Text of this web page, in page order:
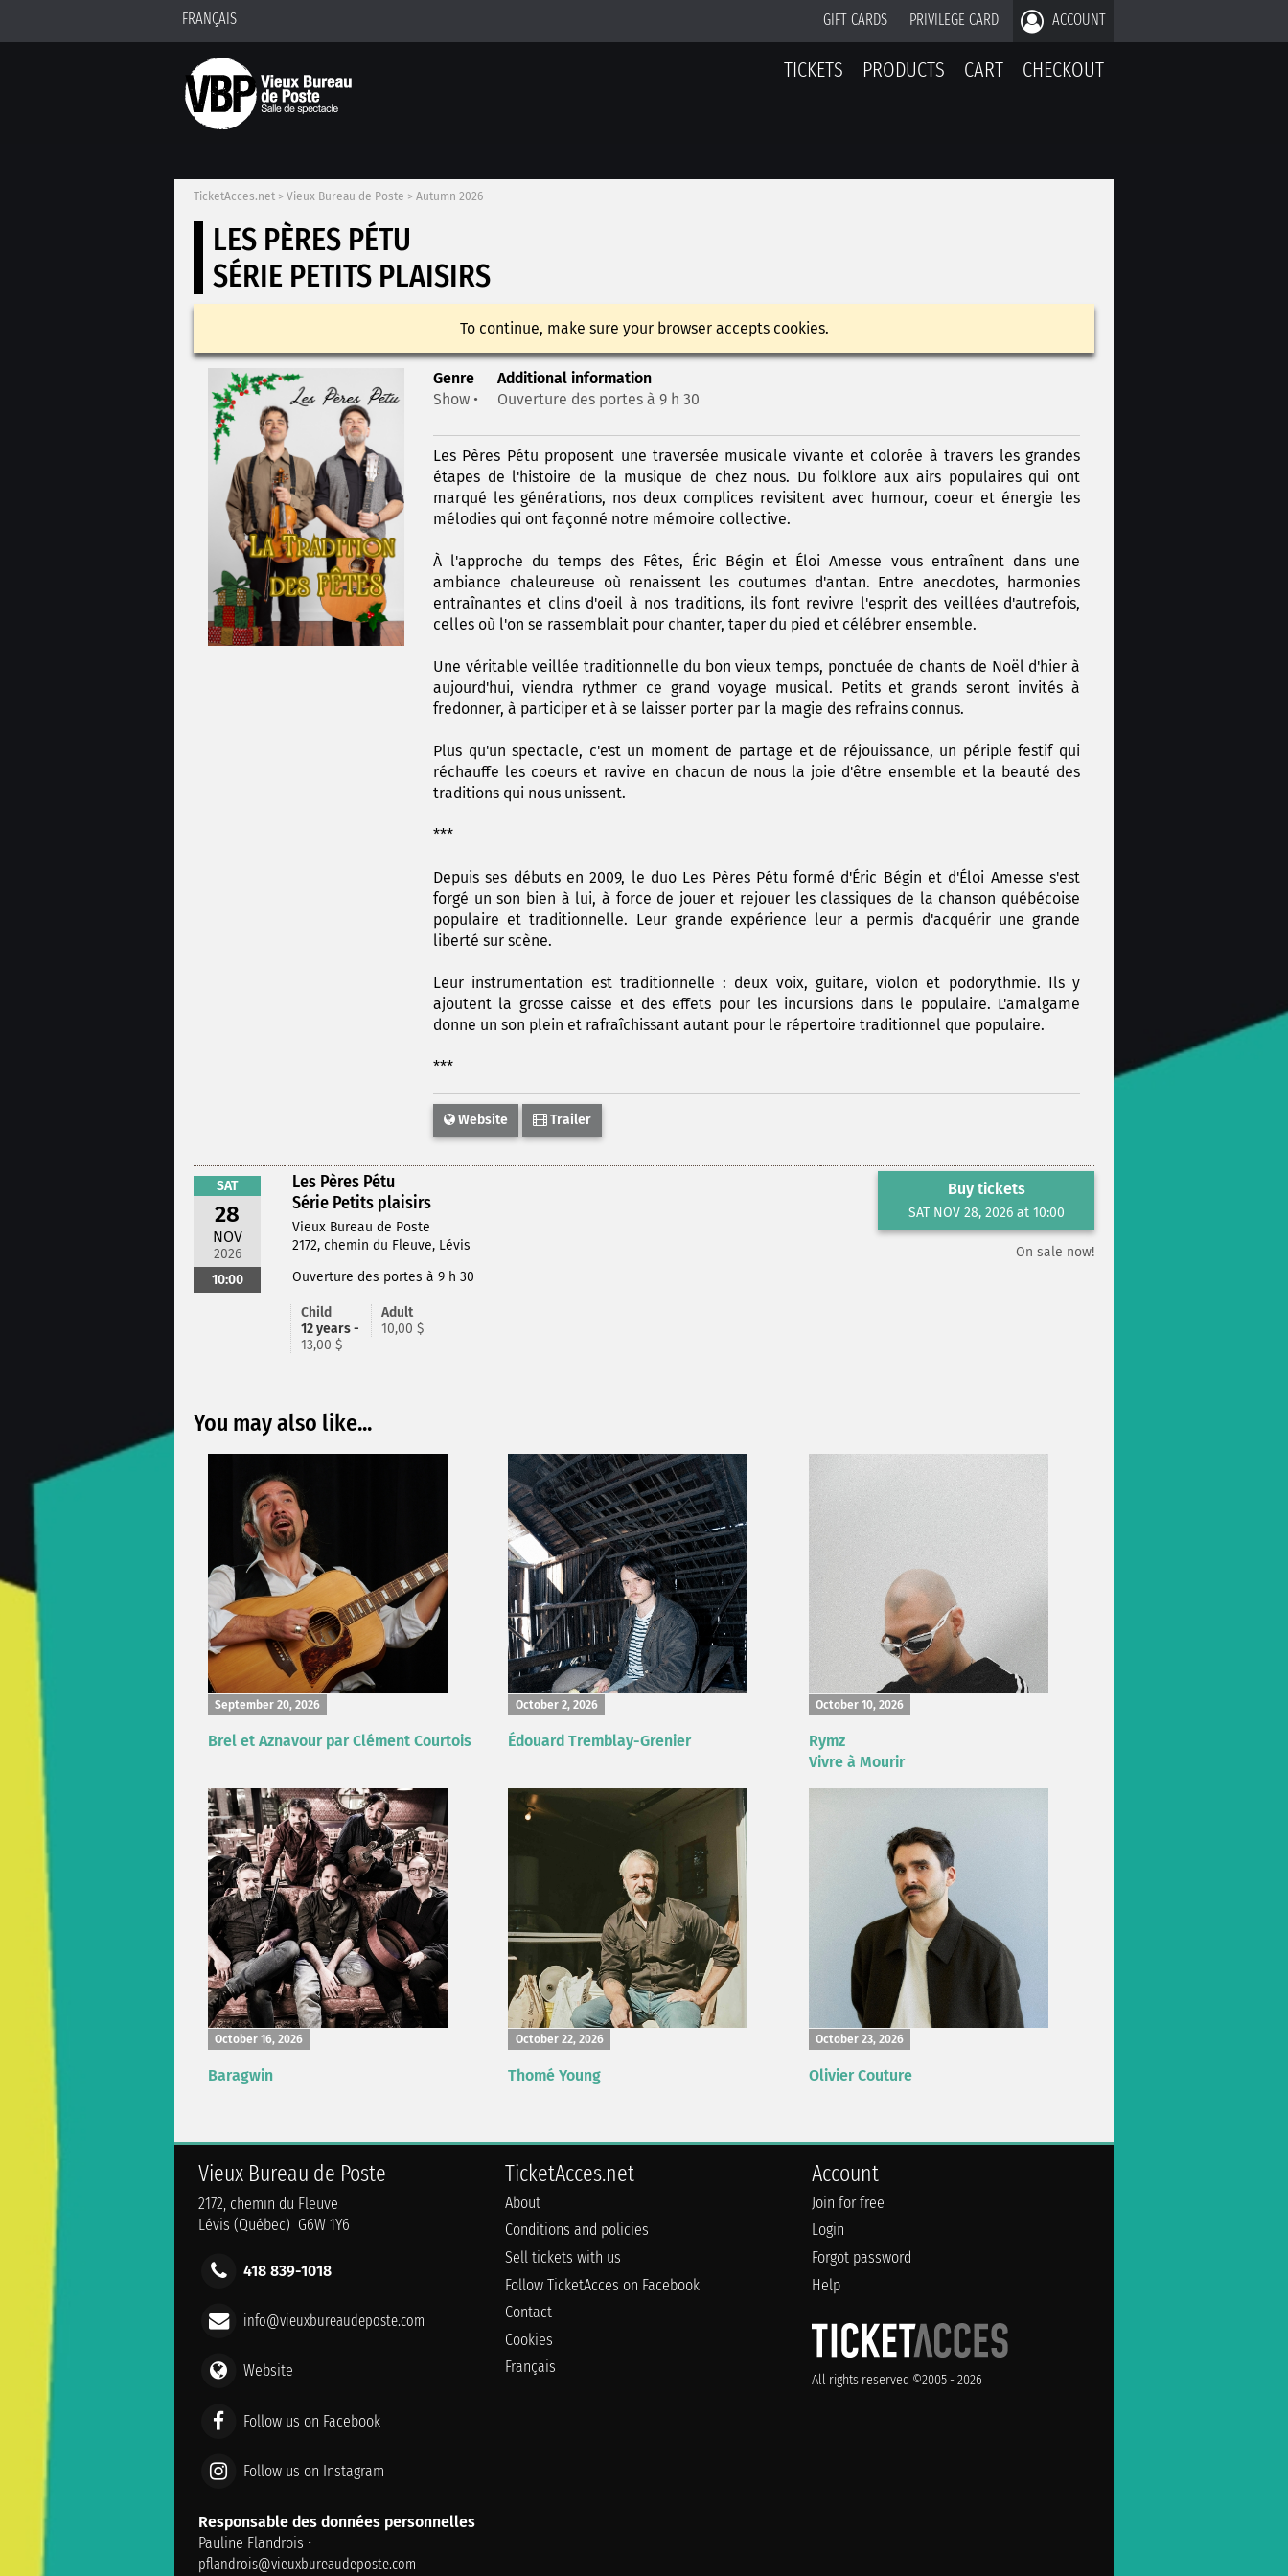
FRANÇAIS GIFT CARDS PRIVILEGE CARD ACCOUNT
TICKETS PRODUCTS CART CHECKOUT
TicketAcces.net > Vieux Bureau de Poste > Autumn 2026
LES PÈRES PÉTU
SÉRIE PETITS PLAISIRS
To continue, make sure your browser accepts cookies.
Genre
Show •
Additional information
Ouverture des portes à 9 h 30
Les Pères Pétu proposent une traversée musicale vivante et colorée à travers les grandes
étapes de l'histoire de la musique de chez nous. Du folklore aux airs populaires qui ont
marqué les générations, nos deux complices revisitent avec humour, coeur et énergie les
mélodies qui ont façonné notre mémoire collective.
À l'approche du temps des Fêtes, Éric Bégin et Éloi Amesse vous entraînent dans une
ambiance chaleureuse où renaissent les coutumes d'antan. Entre anecdotes, harmonies
entraînantes et clins d'oeil à nos traditions, ils font revivre l'esprit des veillées d'autrefois,
celles où l'on se rassemblait pour chanter, taper du pied et célébrer ensemble.
Une véritable veillée traditionnelle du bon vieux temps, ponctuée de chants de Noël d'hier à
aujourd'hui, viendra rythmer ce grand voyage musical. Petits et grands seront invités à
fredonner, à participer et à se laisser porter par la magie des refrains connus.
Plus qu'un spectacle, c'est un moment de partage et de réjouissance, un périple festif qui
réchauffe les coeurs et ravive en chacun de nous la joie d'être ensemble et la beauté des
traditions qui nous unissent.
***
Depuis ses débuts en 2009, le duo Les Pères Pétu formé d'Éric Bégin et d'Éloi Amesse s'est
forgé un son bien à lui, à force de jouer et rejouer les classiques de la chanson québécoise
populaire et traditionnelle. Leur grande expérience leur a permis d'acquérir une grande
liberté sur scène.
Leur instrumentation est traditionnelle : deux voix, guitare, violon et podorythmie. Ils y
ajoutent la grosse caisse et des effets pour les incursions dans le populaire. L'amalgame
donne un son plein et rafraîchissant autant pour le répertoire traditionnel que populaire.
***
Website Trailer
SAT
28
NOV
2026
10:00
Les Pères Pétu
Série Petits plaisirs
Vieux Bureau de Poste
2172, chemin du Fleuve, Lévis
Ouverture des portes à 9 h 30
Child
12 years -
13,00 $
Adult
10,00 $
Buy tickets
SAT NOV 28, 2026 at 10:00
On sale now!
You may also like...
September 20, 2026
Brel et Aznavour par Clément Courtois
October 2, 2026
Édouard Tremblay-Grenier
October 10, 2026
Rymz
Vivre à Mourir
October 16, 2026
Baragwin
October 22, 2026
Thomé Young
October 23, 2026
Olivier Couture
Vieux Bureau de Poste
2172, chemin du Fleuve
Lévis (Québec) G6W 1Y6
418 839-1018
info@vieuxbureaudeposte.com
Website
Follow us on Facebook
Follow us on Instagram
Responsable des données personnelles
Pauline Flandrois •
pflandrois@vieuxbureaudeposte.com
TicketAcces.net
About
Conditions and policies
Sell tickets with us
Follow TicketAcces on Facebook
Contact
Cookies
Français
Account
Join for free
Login
Forgot password
Help
All rights reserved ©2005 - 2026